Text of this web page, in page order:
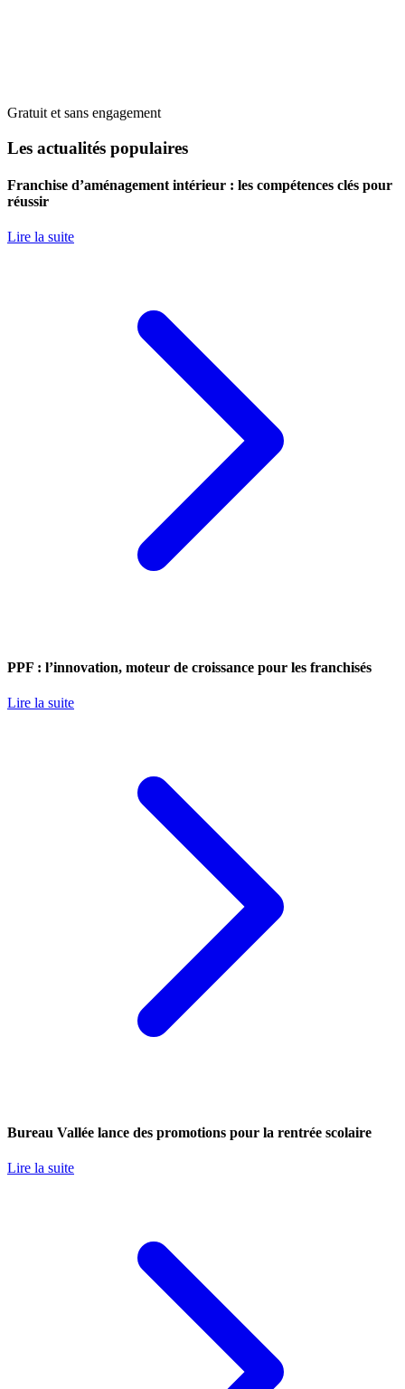
Gratuit et sans engagement
Les actualités populaires
Franchise d’aménagement intérieur : les compétences clés pour
réussir
Lire la suite
PPF : l’innovation, moteur de croissance pour les franchisés
Lire la suite
Bureau Vallée lance des promotions pour la rentrée scolaire
Lire la suite